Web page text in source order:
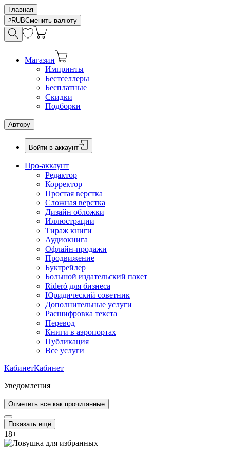
Главная
RUBСменить валюту
Магазин
Импринты
Бестселлеры
Бесплатные
Скидки
Подборки
Автору
Войти в аккаунт
Про-аккаунт
Редактор
Корректор
Простая верстка
Сложная верстка
Дизайн обложки
Иллюстрации
Тираж книги
Аудиокнига
Офлайн-продажи
Продвижение
Буктрейлер
Большой издательский пакет
Rideró для бизнеса
Юридический советник
Дополнительные услуги
Расшифровка текста
Перевод
Книги в аэропортах
Публикация
Все услуги
КабинетКабинет
Уведомления
Отметить все как прочитанные
Показать ещё
18+